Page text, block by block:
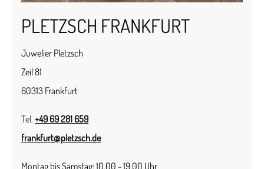
PLETZSCH FRANKFURT
Juwelier Pletzsch
Zeil 81
60313 Frankfurt
Tel. +49 69 281 659
frankfurt@pletzsch.de
Montag bis Samstag: 10.00 - 19.00 Uhr